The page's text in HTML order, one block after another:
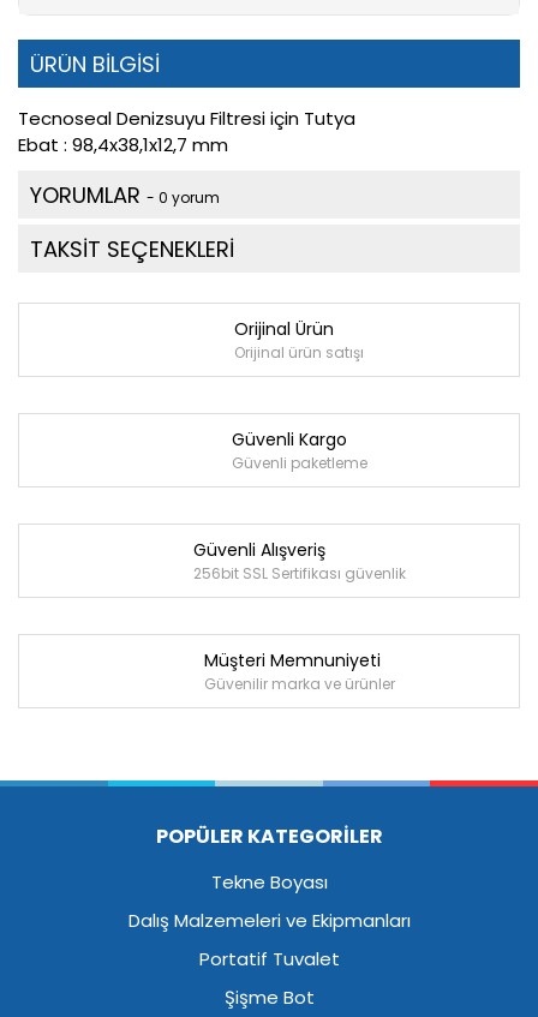
ÜRÜN BİLGİSİ
Tecnoseal Denizsuyu Filtresi için Tutya
Ebat : 98,4x38,1x12,7 mm
YORUMLAR - 0 yorum
TAKSİT SEÇENEKLERİ
Orijinal Ürün
Orijinal ürün satışı
Güvenli Kargo
Güvenli paketleme
Güvenli Alışveriş
256bit SSL Sertifikası güvenlik
Müşteri Memnuniyeti
Güvenilir marka ve ürünler
POPÜLER KATEGORİLER
Tekne Boyası
Dalış Malzemeleri ve Ekipmanları
Portatif Tuvalet
Şişme Bot